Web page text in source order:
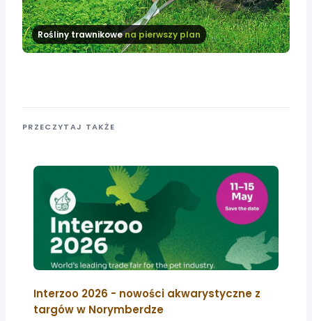
Rośliny trawnikowena pierwszy plan
PRZECZYTAJ TAKŻE
Interzoo 2026 - nowości akwarystyczne z
targów w Norymberdze